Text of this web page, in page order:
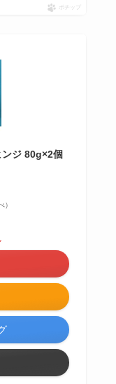
ポチップ
ンジ 80g×2個